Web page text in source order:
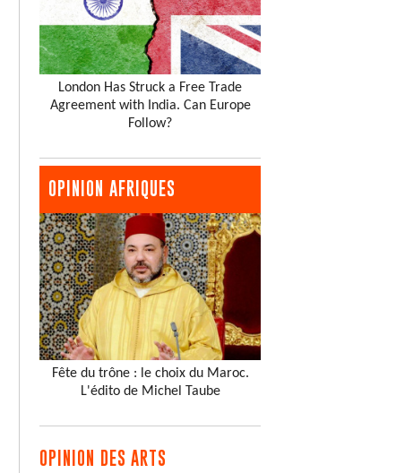
London Has Struck a Free Trade
Agreement with India. Can Europe
Follow?
OPINION AFRIQUES
Fête du trône : le choix du Maroc.
L'édito de Michel Taube
OPINION DES ARTS